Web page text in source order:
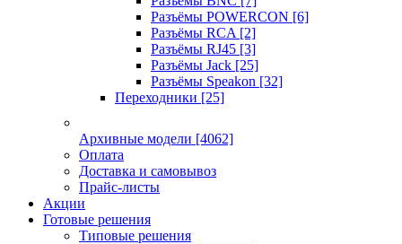
Разъёмы POWERCON [6]
Разъёмы RCA [2]
Разъёмы RJ45 [3]
Разъёмы Jack [25]
Разъёмы Speakon [32]
Переходники [25]
Архивные модели [4062]
Оплата
Доставка и самовывоз
Прайс-листы
Акции
Готовые решения
Типовые решения